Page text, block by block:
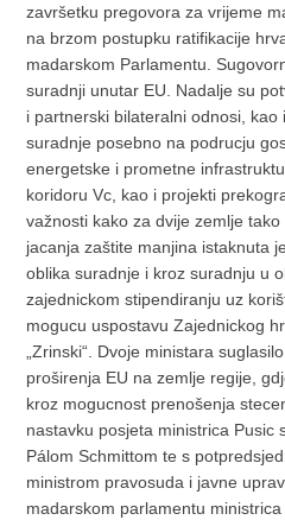
završetku pregovora za vrijeme
na brzom postupku ratifikacije
madarskom Parlamentu.
suradnji unutar EU. Nadalje su
i partnerski bilateralni odnosi, kao
suradnje posebno na podrucju
energetske i prometne
koridoru Vc, kao i projekti
važnosti kako za dvije zemlje
jacanja zaštite manjina istaknuta
oblika suradnje i kroz suradnju u
zajednickom stipendiranju uz
mogucu uspostavu Zajednickog
„Zrinski“. Dvoje ministara
proširenja EU na zemlje regije,
kroz mogucnost prenošenja
nastavku posjeta ministrica Pusic
Pálom Schmittom te s
ministrom pravosuda i javne
madarskom parlamentu